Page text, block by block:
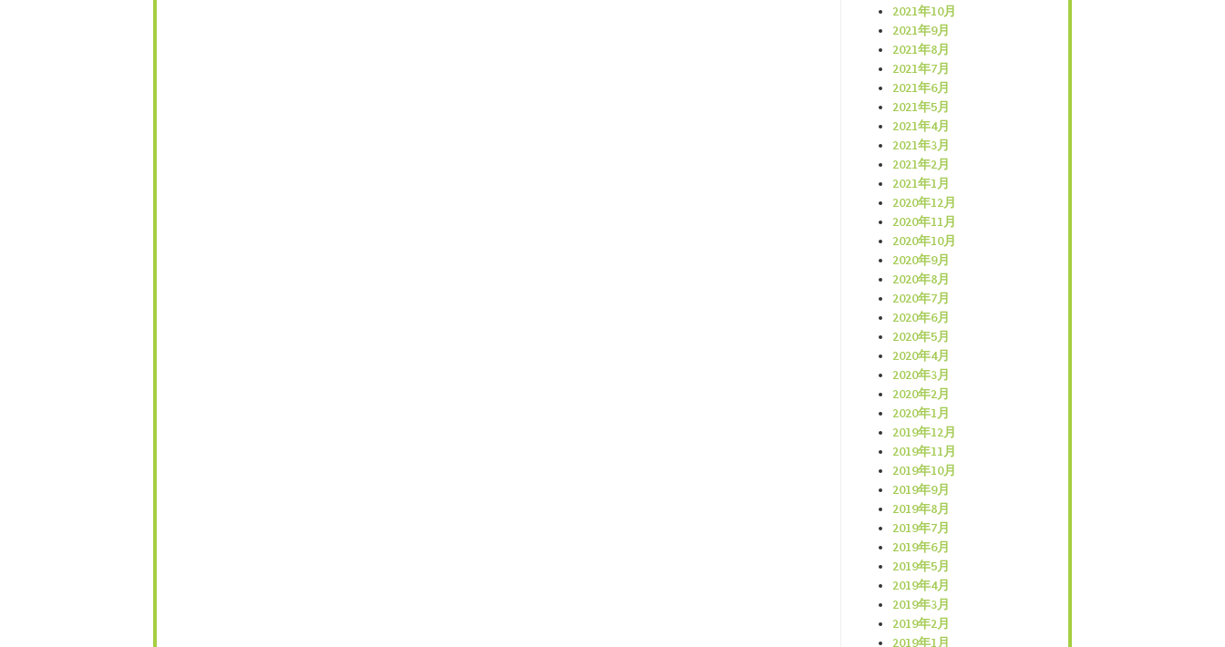
2021年10月
2021年9月
2021年8月
2021年7月
2021年6月
2021年5月
2021年4月
2021年3月
2021年2月
2021年1月
2020年12月
2020年11月
2020年10月
2020年9月
2020年8月
2020年7月
2020年6月
2020年5月
2020年4月
2020年3月
2020年2月
2020年1月
2019年12月
2019年11月
2019年10月
2019年9月
2019年8月
2019年7月
2019年6月
2019年5月
2019年4月
2019年3月
2019年2月
2019年1月